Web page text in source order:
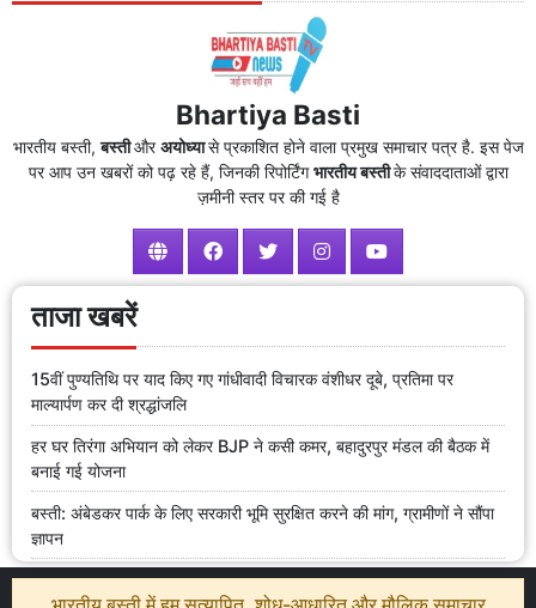
Bhartiya Basti
भारतीय बस्ती,बस्तीऔरअयोध्यासे प्रकाशित होने वाला प्रमुख समाचार पत्र है. इस पेज
पर आप उन खबरों को पढ़ रहे हैं, जिनकी रिपोर्टिंगभारतीय बस्तीके संवाददाताओं द्वारा
ज़मीनी स्तर पर की गई है
ताजा खबरें
15वीं पुण्यतिथि पर याद किए गए गांधीवादी विचारक वंशीधर दूबे, प्रतिमा पर
माल्यार्पण कर दी श्रद्धांजलि
हर घर तिरंगा अभियान को लेकर BJP ने कसी कमर, बहादुरपुर मंडल की बैठक में
बनाई गई योजना
बस्ती: अंबेडकर पार्क के लिए सरकारी भूमि सुरक्षित करने की मांग, ग्रामीणों ने सौंपा
ज्ञापन